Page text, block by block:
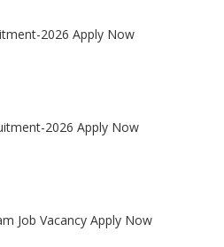
2026 Apply Now
2026 Apply Now
Job Vacancy Apply Now